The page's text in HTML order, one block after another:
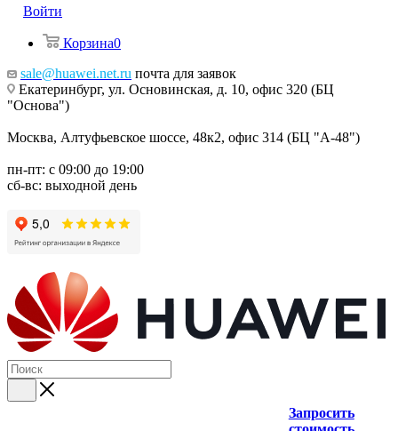
Войти
Корзина0
sale@huawei.net.ru почта для заявок
Екатеринбург, ул. Основинская, д. 10, офис 320 (БЦ
"Основа")
Москва, Алтуфьевское шоссе, 48к2, офис 314 (БЦ "А-48")
пн-пт: с 09:00 до 19:00
сб-вс: выходной день
Запросить